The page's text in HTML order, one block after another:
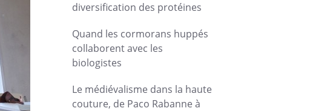
diversification des protéines
Quand les cormorans huppés
collaborent avec les
biologistes
Le médiévalisme dans la haute
couture, de Paco Rabanne à